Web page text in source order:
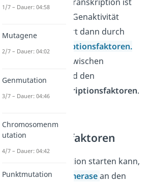
eine Regulation der Genaktivität
möglich. Das passiert dann durch
bestimmte
Transkriptionsfaktoren.
Du unterscheidest zwischen
den
allgemeinen
und den
spezifischen Transkriptionsfaktoren.
Allgemeine
Transkriptionsfaktoren
Damit die Transkription starten kann,
muss dieRNA-Polymerasean den
1/7 – Dauer: 04:58
Mutagene
2/7 – Dauer: 04:02
Genmutation
3/7 – Dauer: 04:46
Chromosomenm
utation
4/7 – Dauer: 04:42
Punktmutation